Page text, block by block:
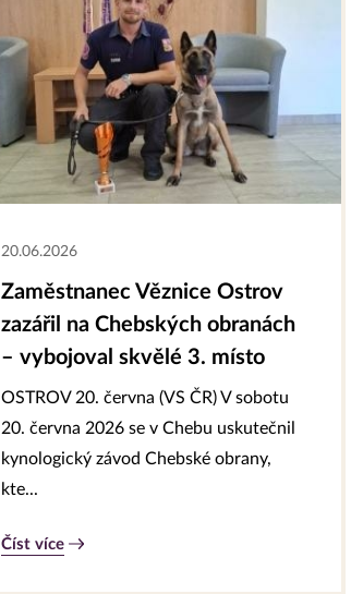
20.06.2026
Zaměstnanec Věznice Ostrov
zazářil na Chebských obranách
– vybojoval skvělé 3. místo
OSTROV 20. června (VS ČR) V sobotu
20. června 2026 se v Chebu uskutečnil
kynologický závod Chebské obrany,
kte...
Číst více